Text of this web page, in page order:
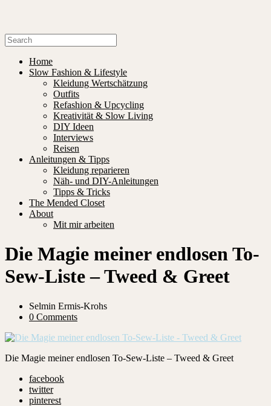
Home
Slow Fashion & Lifestyle
Kleidung Wertschätzung
Outfits
Refashion & Upcycling
Kreativität & Slow Living
DIY Ideen
Interviews
Reisen
Anleitungen & Tipps
Kleidung reparieren
Näh- und DIY-Anleitungen
Tipps & Tricks
The Mended Closet
About
Mit mir arbeiten
Die Magie meiner endlosen To-
Sew-Liste – Tweed & Greet
Selmin Ermis-Krohs
0 Comments
Die Magie meiner endlosen To-Sew-Liste – Tweed & Greet
facebook
twitter
pinterest